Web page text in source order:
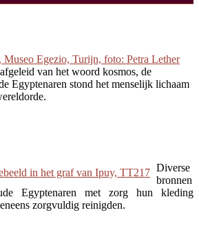
van het woord kosmos, de
Egyptenaren stond het menselijk lichaam
Diverse
bronnen
Egyptenaren met zorg hun kleding
zorgvuldig reinigden.